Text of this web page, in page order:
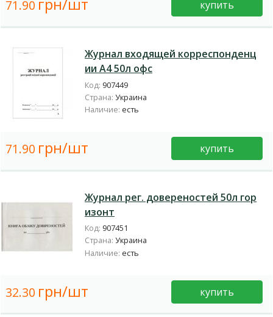
71.90 грн/шт купить
Журнал входящей корреспонденц
ии А4 50л офс
Код: 907449
Страна: Украина
Наличие: есть
71.90 грн/шт купить
Журнал рег. довереностей 50л гор
изонт
Код: 907451
Страна: Украина
Наличие: есть
32.30 грн/шт купить